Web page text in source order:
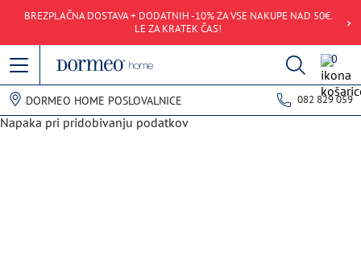
BREZPLAČNA DOSTAVA + DODATNIH -10% ZA VSE NAKUPE NAD 50€.
LE ZA KRATEK ČAS!
0
DORMEO HOME POSLOVALNICE 082 829 059
Napaka pri pridobivanju podatkov